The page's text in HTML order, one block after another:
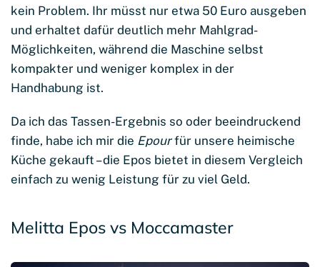
kein Problem. Ihr müsst nur etwa 50 Euro ausgeben
und erhaltet dafür deutlich mehr Mahlgrad-
Möglichkeiten, während die Maschine selbst
kompakter und weniger komplex in der
Handhabung ist.
Da ich das Tassen-Ergebnis so oder beeindruckend
finde, habe ich mir die Epourfür unsere heimische
Küche gekauft – die Epos bietet in diesem Vergleich
einfach zu wenig Leistung für zu viel Geld.
Melitta Epos vs Moccamaster